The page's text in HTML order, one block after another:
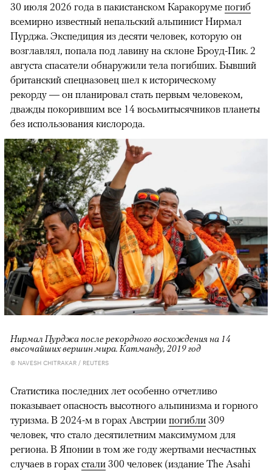
30 июля 2026 года в пакистанском Каракоруме погиб
всемирно известный непальский альпинист Нирмал
Пурджа. Экспедиция из десяти человек, которую он
возглавлял, попала под лавину на склоне Броуд-Пик. 2
августа спасатели обнаружили тела погибших. Бывший
британский спецназовец шел к историческому
рекорду — он планировал стать первым человеком,
дважды покорившим все 14 восьмитысячников планеты
без использования кислорода.
Нирмал Пурджа после рекордного восхождения на 14
высочайших вершин мира. Катманду, 2019 год
© NAVESH CHITRAKAR / REUTERS
Статистика последних лет особенно отчетливо
показывает опасность высотного альпинизма и горного
туризма. В 2024-м в горах Австрии погибли 309
человек, что стало десятилетним максимумом для
региона. В Японии в том же году жертвами несчастных
случаев в горах стали 300 человек (издание The Asahi